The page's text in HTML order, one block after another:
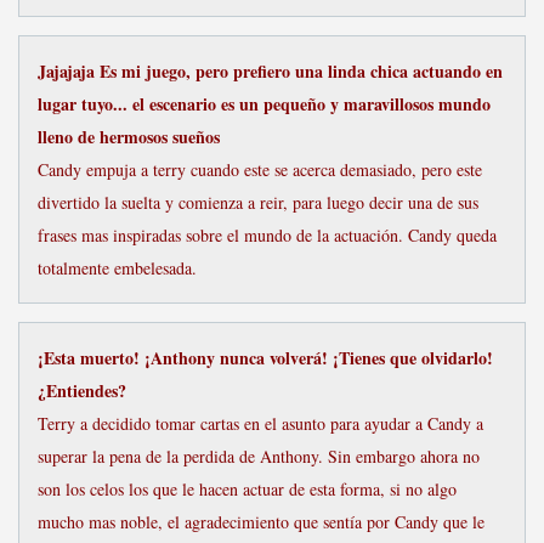
Jajajaja Es mi juego, pero prefiero una linda chica actuando en
lugar tuyo... el escenario es un pequeño y maravillosos mundo
lleno de hermosos sueños
Candy empuja a terry cuando este se acerca demasiado, pero este
divertido la suelta y comienza a reir, para luego decir una de sus
frases mas inspiradas sobre el mundo de la actuación. Candy queda
totalmente embelesada.
¡Esta muerto! ¡Anthony nunca volverá! ¡Tienes que olvidarlo!
¿Entiendes?
Terry a decidido tomar cartas en el asunto para ayudar a Candy a
superar la pena de la perdida de Anthony. Sin embargo ahora no
son los celos los que le hacen actuar de esta forma, si no algo
mucho mas noble, el agradecimiento que sentía por Candy que le